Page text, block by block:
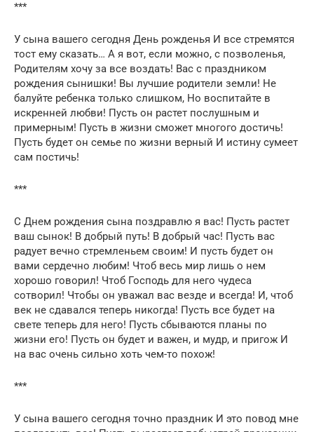
***
У сына вашего сегодня День рожденья И все стремятся
тост ему сказать… А я вот, если можно, с позволенья,
Родителям хочу за все воздать! Вас с праздником
рождения сынишки! Вы лучшие родители земли! Не
балуйте ребенка только слишком, Но воспитайте в
искренней любви! Пусть он растет послушным и
примерным! Пусть в жизни сможет многого достичь!
Пусть будет он семье по жизни верный И истину сумеет
сам постичь!
***
С Днем рождения сына поздравлю я вас! Пусть растет
ваш сынок! В добрый путь! В добрый час! Пусть вас
радует вечно стремленьем своим! И пусть будет он
вами сердечно любим! Чтоб весь мир лишь о нем
хорошо говорил! Чтоб Господь для него чудеса
сотворил! Чтобы он уважал вас везде и всегда! И, чтоб
век не сдавался теперь никогда! Пусть все будет на
свете теперь для него! Пусть сбываются планы по
жизни его! Пусть он будет и важен, и мудр, и пригож И
на вас очень сильно хоть чем-то похож!
***
У сына вашего сегодня точно праздник И это повод мне